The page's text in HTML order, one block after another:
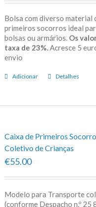
Bolsa com diverso material
primeiros socorros ideal
bolsas ou armários. Os
taxa de 23%. Acresce 5
envio
Adicionar Detalhes
Caixa de Primeiros
Coletivo de Crianças
€55.00
Modelo para Transporte
(conforme Despacho n.º